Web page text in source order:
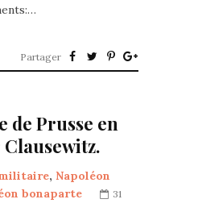
Partager
de Prusse en
Clausewitz.
, Napoléon
bonaparte
31